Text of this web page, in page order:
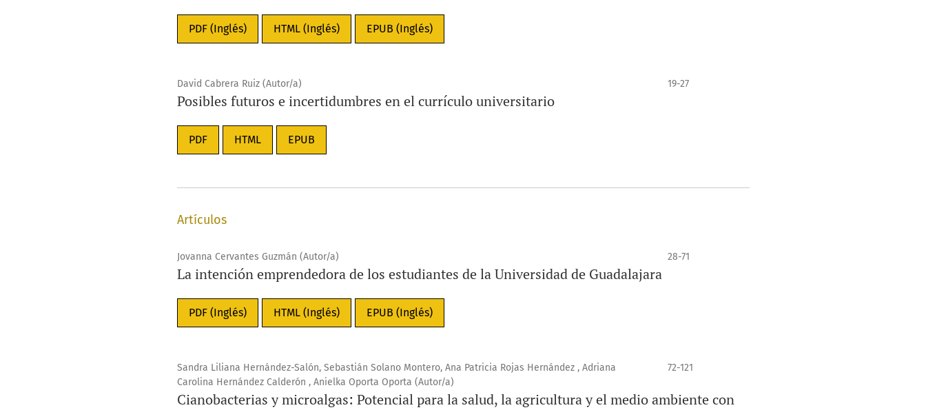
PDF (Inglés) HTML (Inglés) EPUB (Inglés)
David Cabrera Ruiz (Autor/a) 19-27
Posibles futuros e incertidumbres en el currículo universitario
PDF HTML EPUB
Artículos
Jovanna Cervantes Guzmán (Autor/a) 28-71
La intención emprendedora de los estudiantes de la Universidad de Guadalajara
PDF (Inglés) HTML (Inglés) EPUB (Inglés)
Sandra Liliana Hernández-Salón, Sebastián Solano Montero, Ana Patricia Rojas Hernández , Adriana
Carolina Hernández Calderón , Anielka Oporta Oporta (Autor/a)
72-121
Cianobacterias y microalgas: Potencial para la salud, la agricultura y el medio ambiente con